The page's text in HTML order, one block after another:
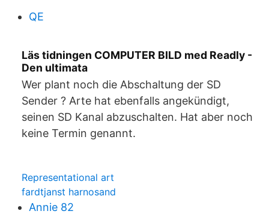
QE
Läs tidningen COMPUTER BILD med Readly -
Den ultimata
Wer plant noch die Abschaltung der SD
Sender ? Arte hat ebenfalls angekündigt,
seinen SD Kanal abzuschalten. Hat aber noch
keine Termin genannt.
Representational art
fardtjanst harnosand
Annie 82